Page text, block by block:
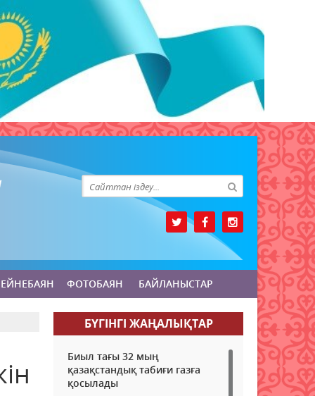
ФОТОБАЯН БАЙЛАНЫСТАР
БҮГІНГI ЖАҢАЛЫҚТАР
Биыл тағы 32 мың
қазақстандық табиғи газға
қосылады